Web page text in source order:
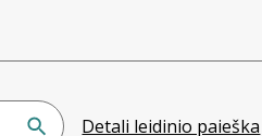
Detali leidinio paieška